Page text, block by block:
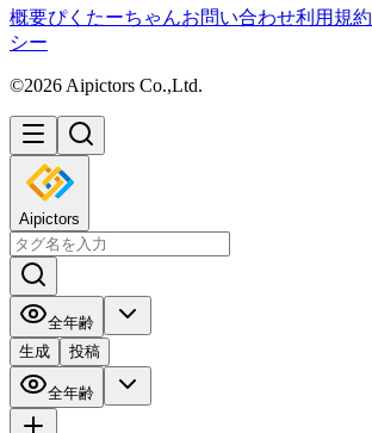
概要ぴくたーちゃんお問い合わせ利用規約
シー
©2026 Aipictors Co.,Ltd.
Aipictors
全年齢
生成
投稿
全年齢